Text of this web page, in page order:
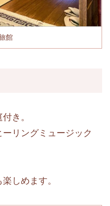
館
き。
リングミュージック
しめます。